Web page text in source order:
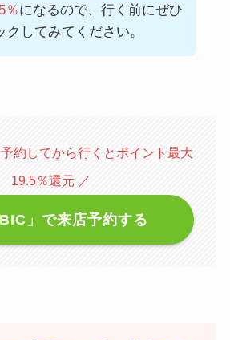
％になるので、行く前にぜひ
クしてみてください。
約してから行くとポイント最大
19.5％還元 ／
BIC」で来店予約する